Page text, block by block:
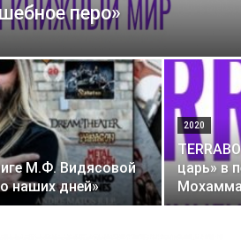
перо»
М.Ф. Видясовой
наших дней»
2020
царь» в